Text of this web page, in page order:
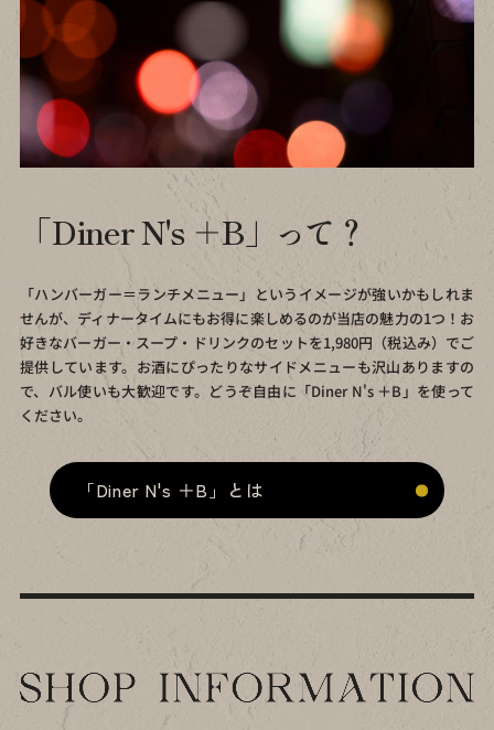
「Diner N's ＋B」って？
「ハンバーガー＝ランチメニュー」という イメージが強いかもしれま
せんが、 ディナータイムにもお得に楽しめるのが当店の魅力の1つ！ お
好きなバーガー・スープ・ドリンクのセットを1,980円（税込み）でご
提供しています。 お酒にぴったりなサイドメニューも沢山ありますの
で、 バル使いも大歓迎です。 どうぞ自由に「Diner N's ＋B」を使って
ください。
「Diner N's ＋B」とは